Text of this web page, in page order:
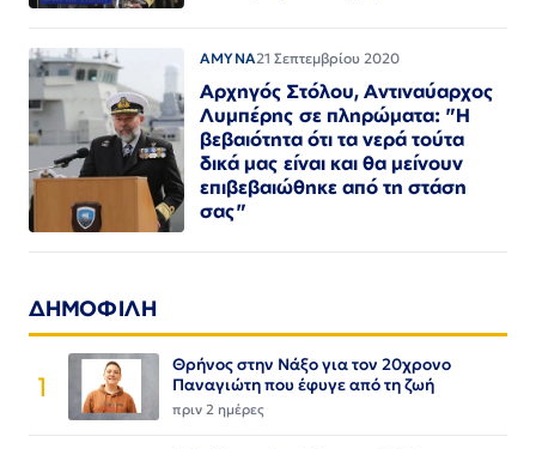
ΑΜΥΝΑ21 Σεπτεμβρίου 2020
Αρχηγός Στόλου, Αντιναύαρχος
Λυμπέρης σε πληρώματα: "Η
βεβαιότητα ότι τα νερά τούτα
δικά μας είναι και θα μείνουν
επιβεβαιώθηκε από τη στάση
σας"
ΔΗΜΟΦΙΛΗ
1
Θρήνος στην Νάξο για τον 20χρονο
Παναγιώτη που έφυγε από τη ζωή
πριν 2 ημέρες